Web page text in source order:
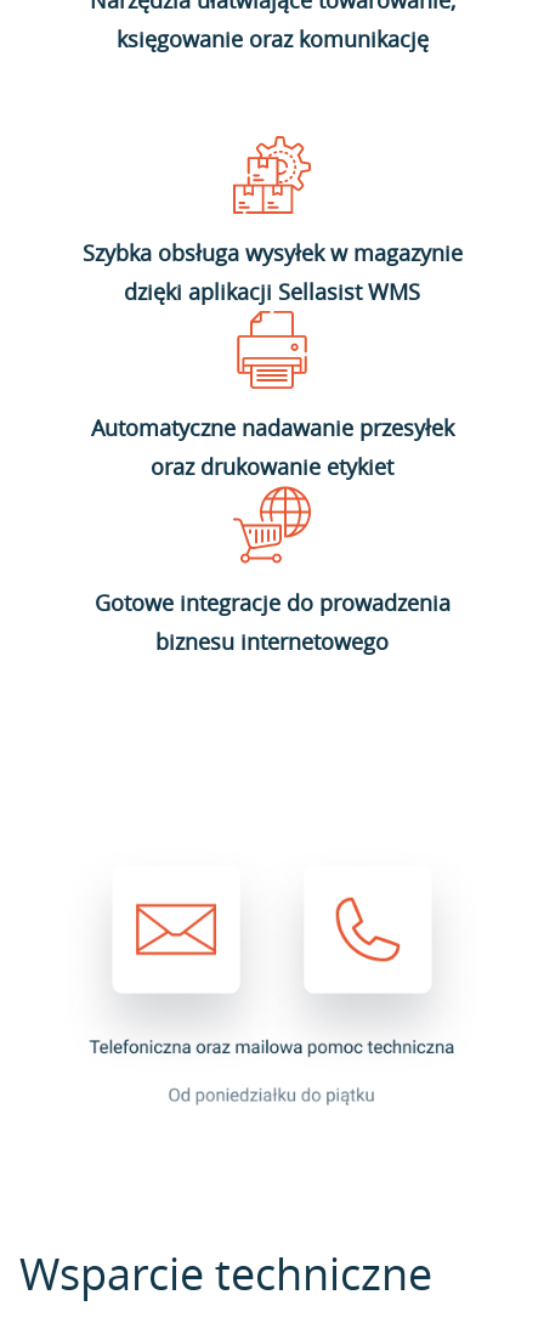
księgowanie oraz komunikację
Szybka obsługa wysyłek w magazynie
dzięki aplikacji Sellasist WMS
Automatyczne nadawanie przesyłek
oraz drukowanie etykiet
Gotowe integracje do prowadzenia
biznesu internetowego
Wsparcie techniczne